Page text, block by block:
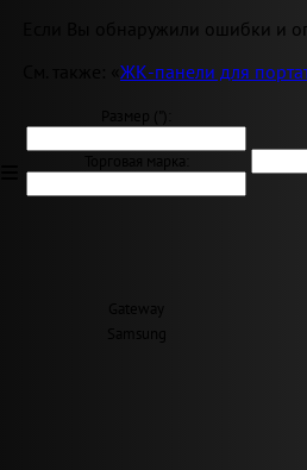
Если Вы обнаружили ошибки и
ЖК-панели для
Торговая марка:
Samsung